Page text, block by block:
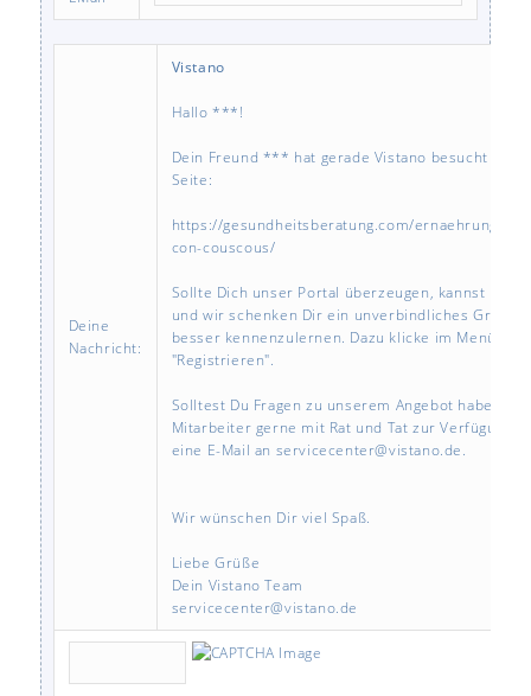
Deine
Nachricht:
Vistano
Hallo ***!
Dein Freund *** hat gerade Vistano besucht und
Seite:
https://gesundheitsberatung.com/ernaehrung/
con-couscous/
Sollte Dich unser Portal überzeugen, kannst Du
und wir schenken Dir ein unverbindliches
besser kennenzulernen. Dazu klicke im Menü
"Registrieren".
Solltest Du Fragen zu unserem Angebot haben,
Mitarbeiter gerne mit Rat und Tat zur Verfügung.
eine E-Mail an servicecenter@vistano.de.
Wir wünschen Dir viel Spaß.
Liebe Grüße
Dein Vistano Team
servicecenter@vistano.de